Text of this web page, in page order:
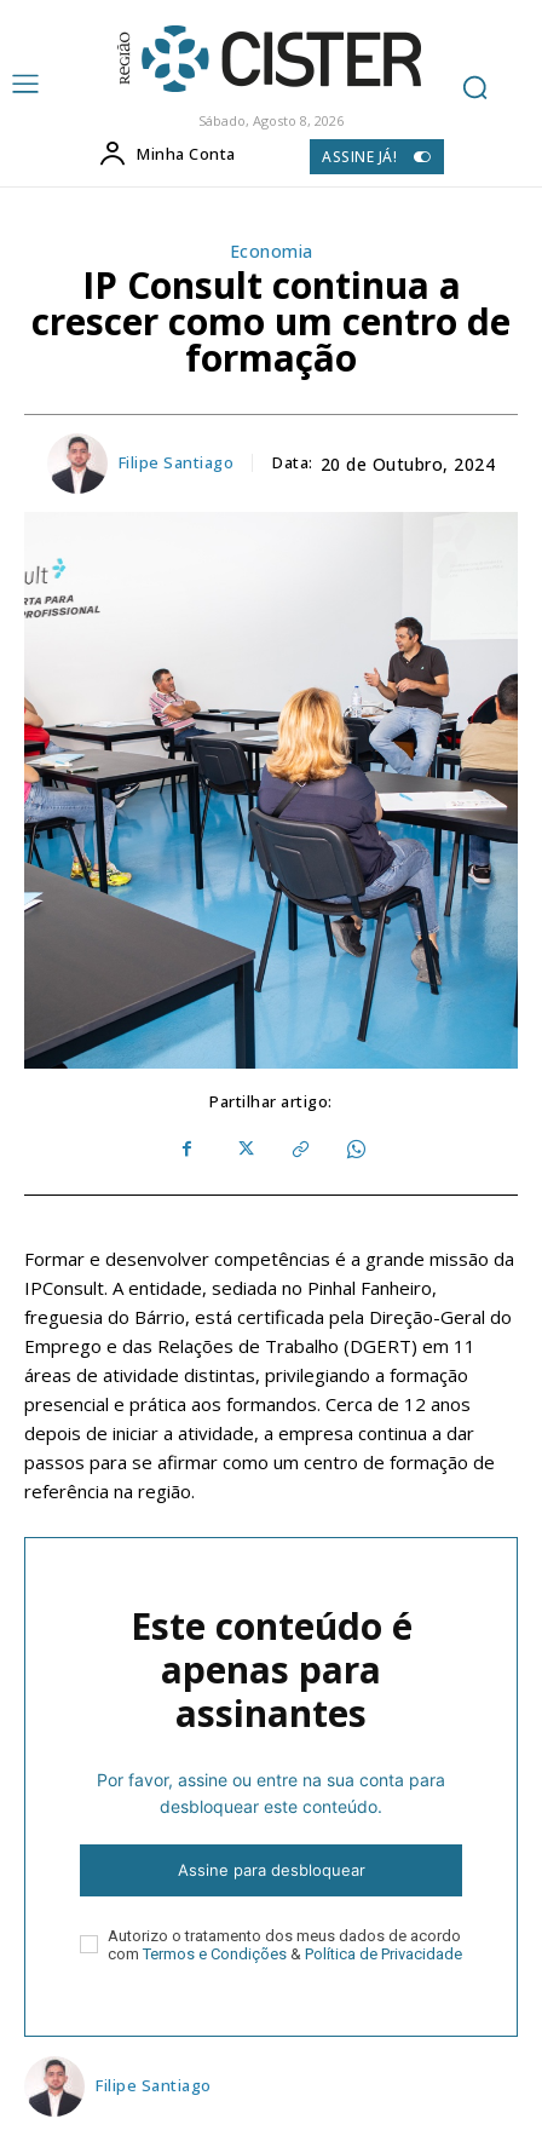
Sábado, Agosto 8, 2026
Minha Conta ASSINE JÁ!
Economia
IP Consult continua a
crescer como um centro de
formação
Filipe Santiago Data: 20 de Outubro, 2024
Partilhar artigo:
Formar e desenvolver competências é a grande missão da
IPConsult. A entidade, sediada no Pinhal Fanheiro,
freguesia do Bárrio, está certificada pela Direção-Geral do
Emprego e das Relações de Trabalho (DGERT) em 11
áreas de atividade distintas, privilegiando a formação
presencial e prática aos formandos. Cerca de 12 anos
depois de iniciar a atividade, a empresa continua a dar
passos para se afirmar como um centro de formação de
referência na região.
Este conteúdo é
apenas para
assinantes
Por favor, assine ou entre na sua conta para
desbloquear este conteúdo.
Assine para desbloquear
Autorizo o tratamento dos meus dados de acordo
comTermos e Condições & Política de Privacidade
Filipe Santiago